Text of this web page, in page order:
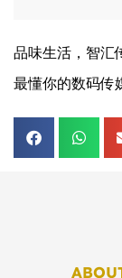
品味生活，智汇
最懂你的数码传